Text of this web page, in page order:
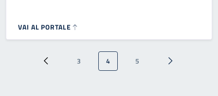
VAI AL PORTALE
Paginazione
Pagina precedente
Pagina
3 Pagina attuale
4 Pagina
5 Pagina